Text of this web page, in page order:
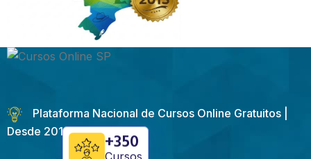
Plataforma Nacional de Cursos Online Gratuitos |
Desde 2013
+350